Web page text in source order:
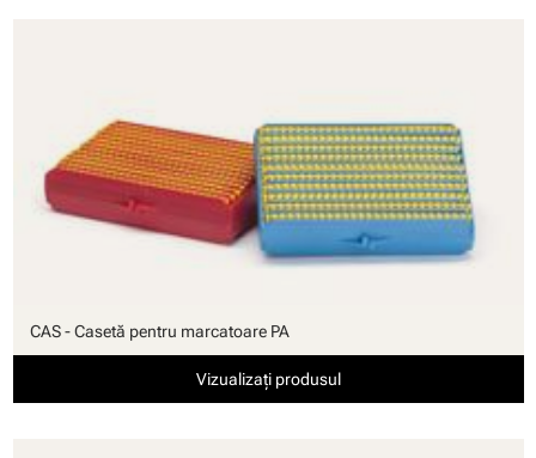
CAS - Casetă pentru marcatoare PA
Vizualizați produsul